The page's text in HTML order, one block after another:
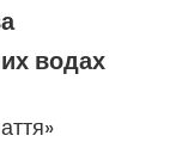
водах